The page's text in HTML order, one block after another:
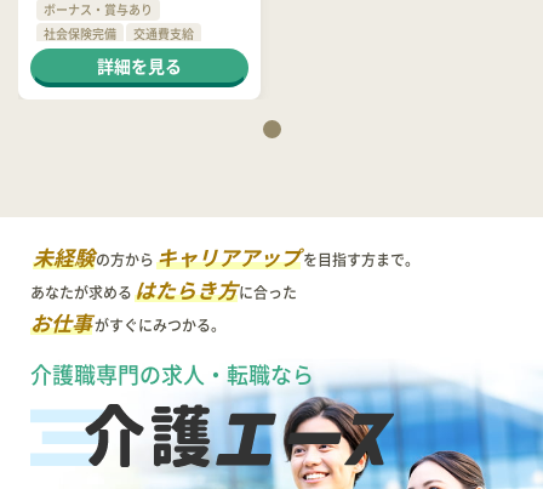
ボーナス・賞与あり
社会保険完備
交通費支給
制服貸与
詳細を見る
未経験の方からキャリアアップを目指す方まで。
あなたが求めるはたらき方に合った
お仕事がすぐにみつかる。
介護職専門の求人・転職なら